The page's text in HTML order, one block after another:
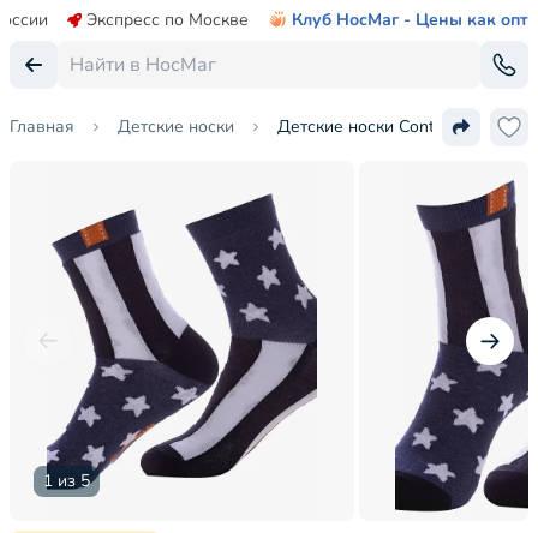
Экспресс по Москве Клуб НосМаг - Цены как опт
Главная Детские носки Детские носки Conte kids
1 из 5